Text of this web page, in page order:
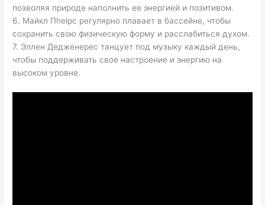
позволяя природе наполнить ее энергией и позитивом.
6. Майкл Пhelpс регулярно плавает в бассейне, чтобы
сохранить свою физическую форму и расслабиться духом.
7. Эллен Дедженерес танцует под музыку каждый день,
чтобы поддерживать свое настроение и энергию на
высоком уровне.